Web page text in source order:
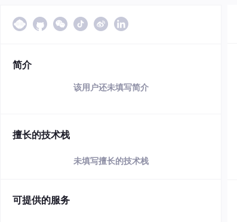
简介
该用户还未填写简介
擅长的技术栈
未填写擅长的技术栈
可提供的服务